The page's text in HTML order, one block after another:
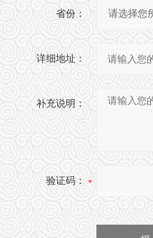
省份：
详细地址：
补充说明：
验证码：